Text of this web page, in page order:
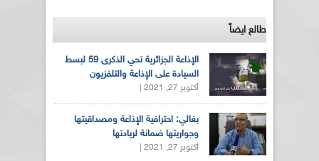
طالع ايضاً
الإذاعة الجزائرية تحي الذكرى 59 لبسط
السيادة على الإذاعة والتلفزيون
أكتوبر 27, 2021 |
بغالي: احترافية الإذاعة ومصداقيتها
وجواريتها ضمانة لريادتها
أكتوبر 27, 2021 |